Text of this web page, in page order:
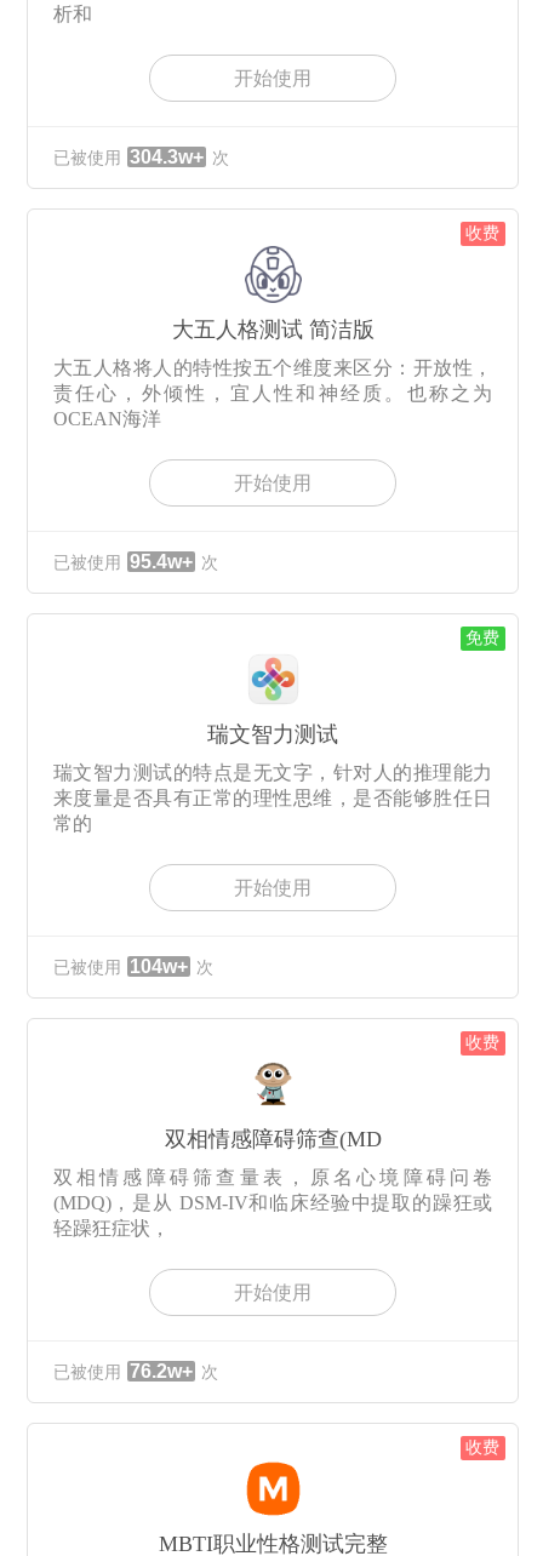
析和
开始使用
已被使用 304.3w+ 次
收费
大五人格测试 简洁版
大五人格将人的特性按五个维度来区分：开放性，
责任心，外倾性，宜人性和神经质。也称之为
OCEAN海洋
开始使用
已被使用 95.4w+ 次
免费
瑞文智力测试
瑞文智力测试的特点是无文字，针对人的推理能力
来度量是否具有正常的理性思维，是否能够胜任日
常的
开始使用
已被使用 104w+ 次
收费
双相情感障碍筛查(MD
双相情感障碍筛查量表，原名心境障碍问卷
(MDQ)，是从 DSM-IV和临床经验中提取的躁狂或
轻躁狂症状，
开始使用
已被使用 76.2w+ 次
收费
MBTI职业性格测试完整